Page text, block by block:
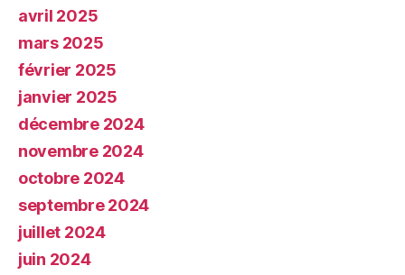
avril 2025
mars 2025
février 2025
janvier 2025
décembre 2024
novembre 2024
octobre 2024
septembre 2024
juillet 2024
juin 2024